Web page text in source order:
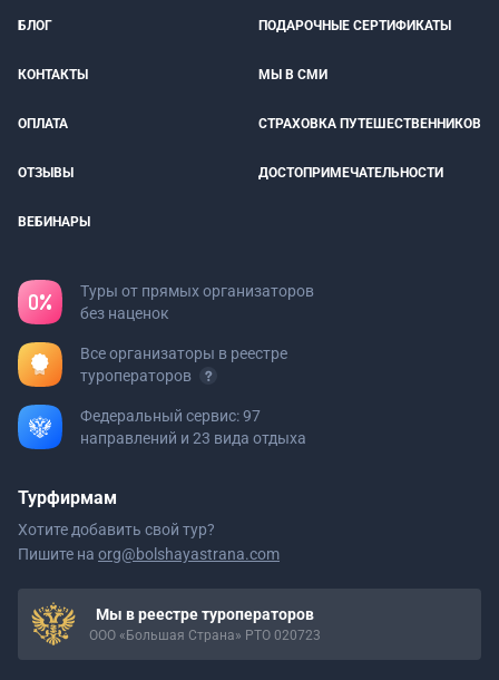
БЛОГ ПОДАРОЧНЫЕ СЕРТИФИКАТЫ
КОНТАКТЫ МЫ В СМИ
ОПЛАТА СТРАХОВКА ПУТЕШЕСТВЕННИКОВ
ОТЗЫВЫ ДОСТОПРИМЕЧАТЕЛЬНОСТИ
ВЕБИНАРЫ
Туры от прямых организаторов
без наценок
Все организаторы в реестре
туроператоров
Федеральный сервис: 97
направлений и 23 вида отдыха
Турфирмам
Хотите добавить свой тур?
Пишите на org@bolshayastrana.com
Мы в реестре туроператоров
ООО «Большая Страна» РТО 020723